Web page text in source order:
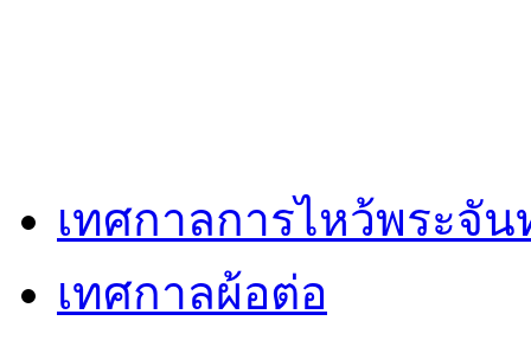
เทศกาลการไหว้พระจัน
เทศกาลผ้อต่อ